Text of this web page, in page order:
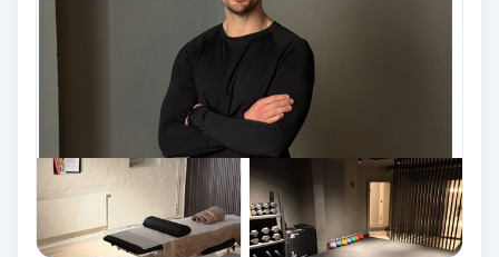
Hårvård
Hälsprickor